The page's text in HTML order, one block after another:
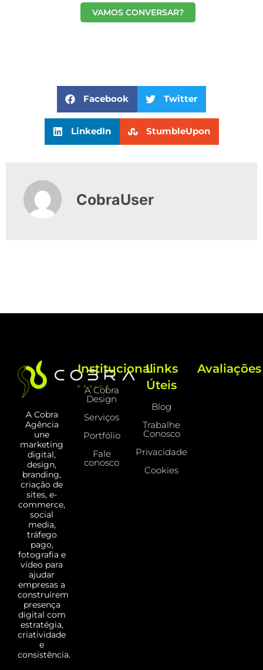
VAMOS CONVERSAR?
Facebook Twitter
LinkedIn StumbleUpon
CobraUser
A Cobra
Agência
une
marketing
digital,
design,
branding,
criação de
sites, e-
commerce,
social
media,
tráfego
pago,
fotografia e
vídeo para
ajudar
empresas a
construírem
presença
digital com
estratégia,
criatividade
e
consistência.
Institucional
A Cobra
Design
Serviços
Portfólio
Fale
conosco
Links
Úteis
Blog
Trabalhe
Conosco
Privacidade
Cookies
Avaliações